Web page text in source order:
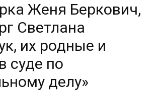
Женя Беркович,
Светлана
их родные и
суде по
делу»